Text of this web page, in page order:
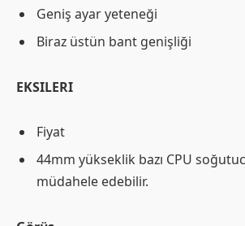
Geniş ayar yeteneği
Biraz üstün bant genişliği
EKSILERI
Fiyat
44mm yükseklik bazı CPU
müdahele edebilir.